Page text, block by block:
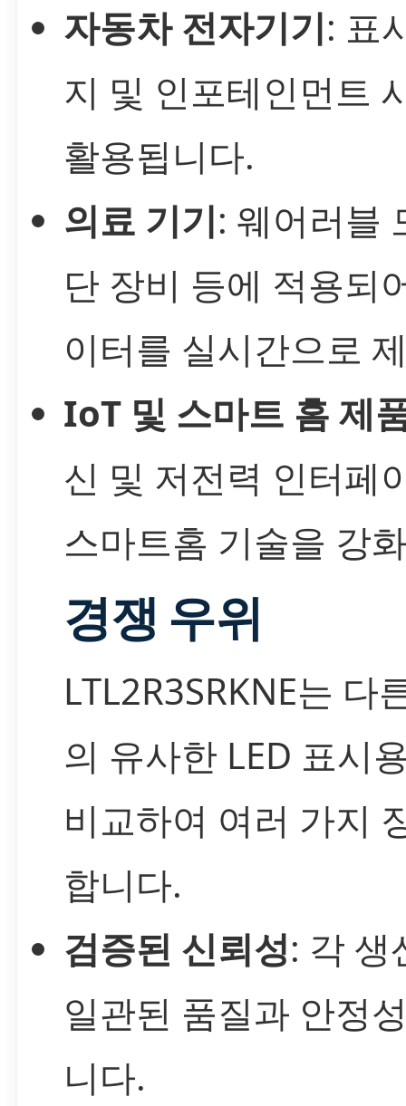
자동차 전자기기: 표
지 및 인포테인먼트
활용됩니다.
의료 기기: 웨어러블
단 장비 등에 적용되
이터를 실시간으로
IoT 및 스마트 홈 제
신 및 저전력 인터페
스마트홈 기술을 강
경쟁 우위
LTL2R3SRKNE는 다
의 유사한 LED 표시
비교하여 여러 가지
합니다.
검증된 신뢰성: 각 생
일관된 품질과 안정
니다.